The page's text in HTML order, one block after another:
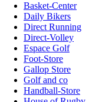
Basket-Center
Daily Bikers
Direct Running
Direct-Volley
Espace Golf
Foot-Store
Gallop Store
Golf and co
Handball-Store